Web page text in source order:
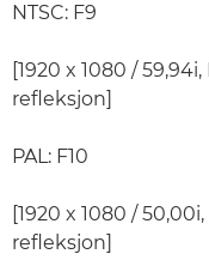
NTSC: F9
[1920 x 1080 /
refleksjon]
PAL: F10
[1920 x 1080 /
refleksjon]